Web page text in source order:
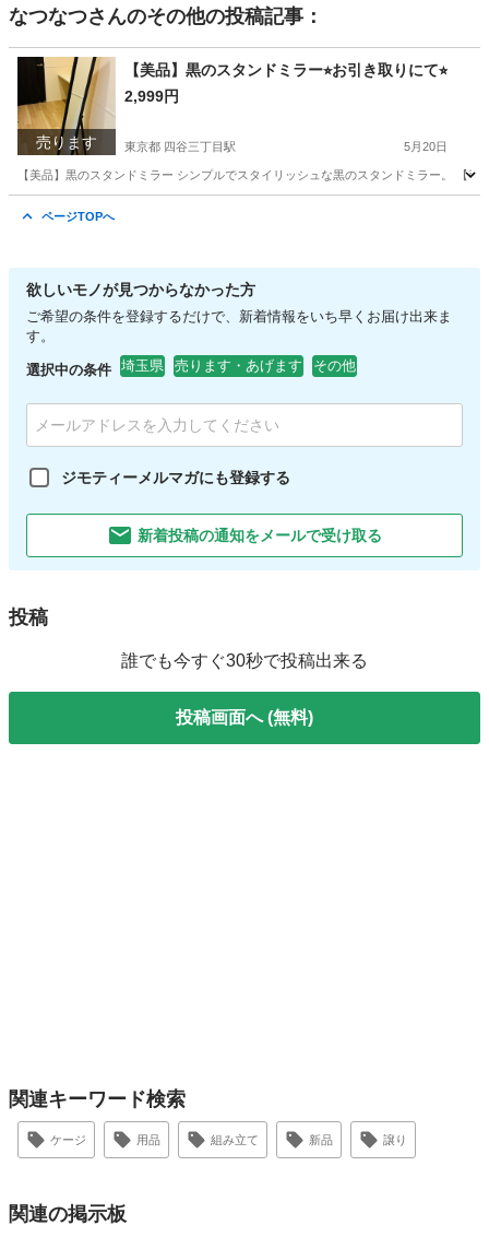
なつなつさんのその他の投稿記事：
売ります
【美品】黒のスタンドミラー⭐︎お引き取りにて⭐︎
2,999円
東京都 四谷三丁目駅 5月20日
【美品】黒のスタンドミラー シンプルでスタイリッシュな黒のスタンドミラー。 【
ページTOPへ
欲しいモノが見つからなかった方
ご希望の条件を登録するだけで、新着情報をいち早くお届け出来ま
す。
選択中の条件 埼玉県 売ります・あげます その他
ジモティーメルマガにも登録する
新着投稿の通知をメールで受け取る
投稿
誰でも今すぐ30秒で投稿出来る
投稿画面へ (無料)
関連キーワード検索
ケージ 用品 組み立て 新品 譲り
関連の掲示板